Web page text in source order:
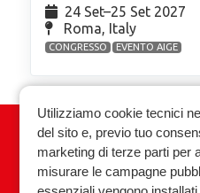
24 Set⁠–25 Set 2027
Roma, Italy
CONGRESSO EVENTO AIGE
Utilizziamo cookie tecnici
del sito e, previo tuo
marketing di terze parti per
misurare le campagne